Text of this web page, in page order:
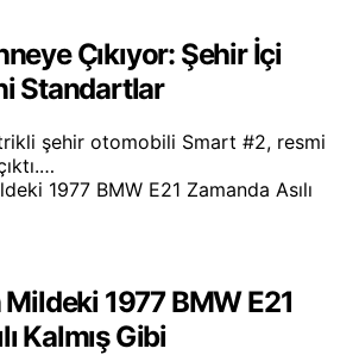
Çıkıyor: Şehir İçi
Standartlar
şehir otomobili Smart #2, resmi
1977 BMW E21
Kalmış Gibi